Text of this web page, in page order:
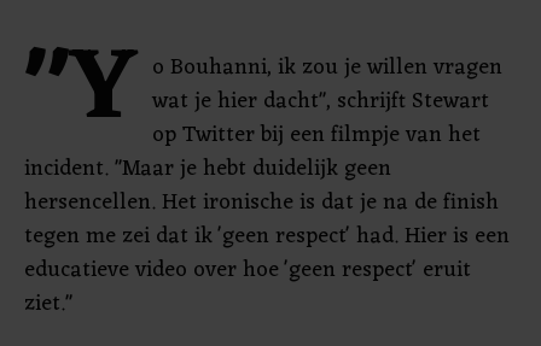
"Y o Bouhanni, ik zou je willen vragen
wat je hier dacht", schrijft Stewart
op Twitter bij een filmpje van het
incident. "Maar je hebt duidelijk geen
hersencellen. Het ironische is dat je na de finish
tegen me zei dat ik 'geen respect' had. Hier is een
educatieve video over hoe 'geen respect' eruit
ziet."